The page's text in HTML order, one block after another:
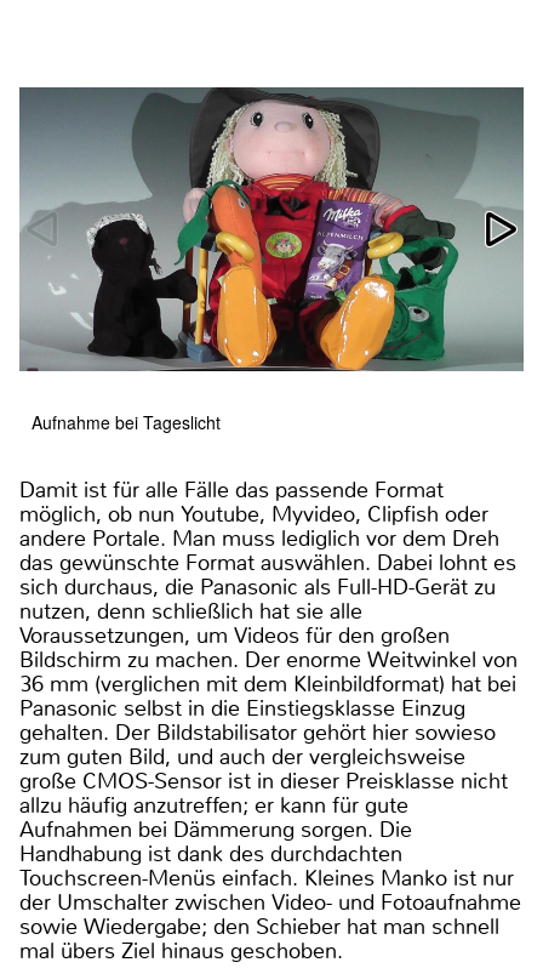
Aufnahme bei Tageslicht
Damit ist für alle Fälle das passende Format
möglich, ob nun Youtube, Myvideo, Clipfish oder
andere Portale. Man muss lediglich vor dem Dreh
das gewünschte Format auswählen. Dabei lohnt es
sich durchaus, die Panasonic als Full-HD-Gerät zu
nutzen, denn schließlich hat sie alle
Voraussetzungen, um Videos für den großen
Bildschirm zu machen. Der enorme Weitwinkel von
36 mm (verglichen mit dem Kleinbildformat) hat bei
Panasonic selbst in die Einstiegsklasse Einzug
gehalten. Der Bildstabilisator gehört hier sowieso
zum guten Bild, und auch der vergleichsweise
große CMOS-Sensor ist in dieser Preisklasse nicht
allzu häufig anzutreffen; er kann für gute
Aufnahmen bei Dämmerung sorgen. Die
Handhabung ist dank des durchdachten
Touchscreen-Menüs einfach. Kleines Manko ist nur
der Umschalter zwischen Video- und Fotoaufnahme
sowie Wiedergabe; den Schieber hat man schnell
mal übers Ziel hinaus geschoben.